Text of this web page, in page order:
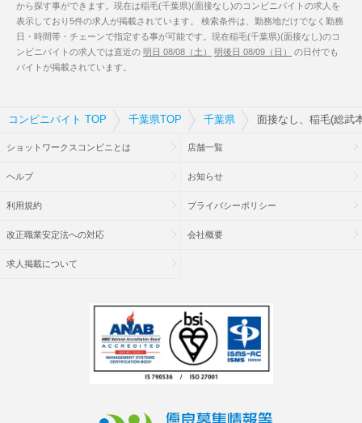
から探す事ができます。現在は稲毛(千葉県)(面接なし)のコンビニバイトの求人を
表示しており5件の求人が掲載されています。 検索条件は、勤務地だけでなく勤務
日・時間帯・チェーンで指定する事が可能です。現在稲毛(千葉県)(面接なし)のコ
ンビニバイトの求人では直近の 明日 08/08（土） 明後日 08/09（日）
の日付でも
バイトが掲載されています。
コンビニバイト TOP 千葉県TOP 千葉県 面接なし、稲毛(総武
ショットワークスコンビニとは 店舗一覧
ヘルプ お知らせ
利用規約 プライバシーポリシー
改正職業安定法への対応 会社概要
求人掲載について